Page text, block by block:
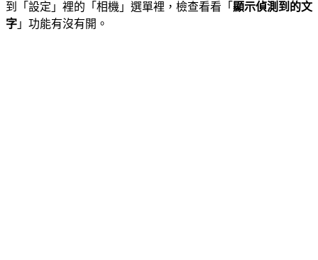
到「設定」裡的「相機」選單裡，檢查看看「 顯示偵測到的文
字 」功能有沒有開。